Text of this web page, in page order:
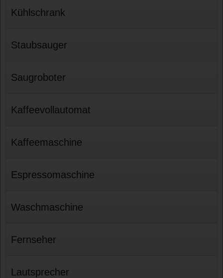
Kühlschrank
Staubsauger
Saugroboter
Kaffeevollautomat
Kaffeemaschine
Espressomaschine
Waschmaschine
Fernseher
Lautsprecher